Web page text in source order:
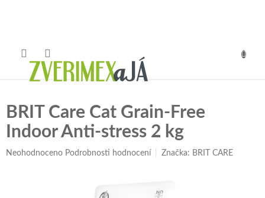
BRIT Care Cat Grain-Free
Indoor Anti-stress 2 kg
Průměrné
Neohodnoceno Podrobnosti hodnocení Značka: BRIT CARE